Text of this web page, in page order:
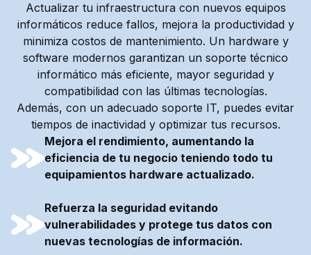
Actualizar tu infraestructura con nuevos equipos
informáticos reduce fallos, mejora la productividad y
minimiza costos de mantenimiento. Un hardware y
software modernos garantizan un soporte técnico
informático más eficiente, mayor seguridad y
compatibilidad con las últimas tecnologías.
Además, con un adecuado soporte IT, puedes evitar
tiempos de inactividad y optimizar tus recursos.
Mejora el rendimiento, aumentando la
eficiencia de tu negocio teniendo todo tu
equipamientos hardware actualizado.
Refuerza la seguridad evitando
vulnerabilidades y protege tus datos con
nuevas tecnologías de información.